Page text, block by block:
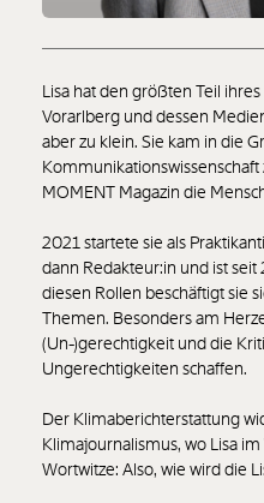
Lisa hat den größten Teil
Vorarlberg und dessen
aber zu klein. Sie kam in die
MOMENT Magazin die
2021 startete sie als
dann Redakteur:in und ist
diesen Rollen beschäftigt sie
Themen. Besonders am
(Un-)gerechtigkeit und die
Ungerechtigkeiten schaffen.
Der Klimaberichterstattung
Klimajournalismus, wo Lisa
Wortwitze: Also, wie wird die